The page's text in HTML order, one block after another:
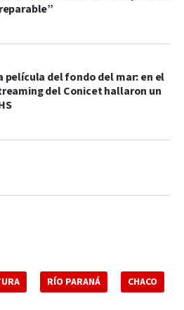
película del fondo del mar: en el
del Conicet hallaron un
RÍO PARANÁ CHACO